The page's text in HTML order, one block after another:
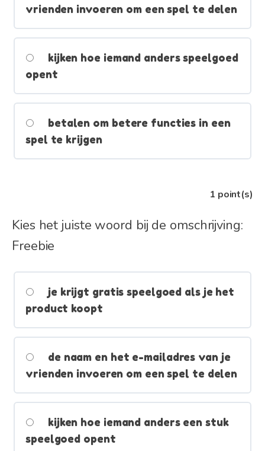
vrienden invoeren om een spel te delen
kijken hoe iemand anders speelgoed
opent
betalen om betere functies in een
spel te krijgen
1 point(s)
Kies het juiste woord bij de omschrijving:
Freebie
je krijgt gratis speelgoed als je het
product koopt
de naam en het e-mailadres van je
vrienden invoeren om een spel te delen
kijken hoe iemand anders een stuk
speelgoed opent